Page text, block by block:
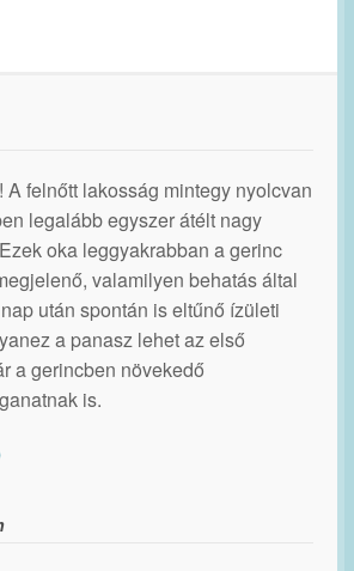
A felnőtt lakosság mintegy nyolcvan
legalább egyszer átélt nagy
oka leggyakrabban a gerinc
valamilyen behatás által
után spontán is eltűnő ízületi
a panasz lehet az első
a gerincben növekedő
is.